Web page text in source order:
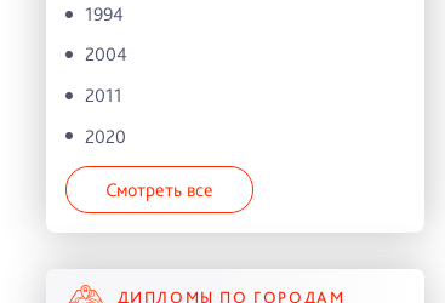
1994
2004
2011
2020
Смотреть все
ДИПЛОМЫ ПО ГОРОДАМ